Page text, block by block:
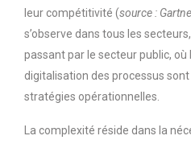
leur compétitivité (source :
s’observe dans tous les
passant par le secteur public,
digitalisation des processus
stratégies opérationnelles.
La complexité réside dans la